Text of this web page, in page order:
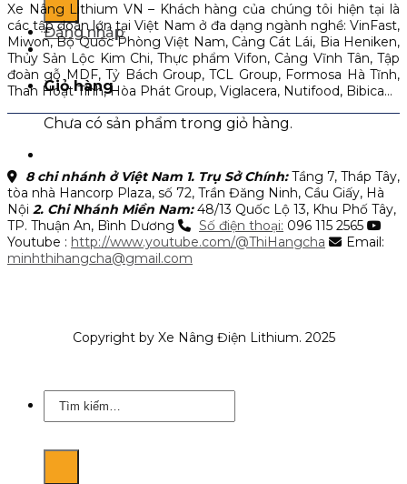
Đăng nhập
Giỏ hàng
Chưa có sản phẩm trong giỏ hàng.
Xe Nâng Lithium VN – Khách hàng của chúng tôi hiện tại là
các tập đoàn lớn tại Việt Nam ở đa dạng ngành nghề: VinFast,
Miwon, Bộ Quốc Phòng Việt Nam, Cảng Cát Lái, Bia Heniken,
Thủy Sản Lộc Kim Chi, Thực phẩm Vifon, Cảng Vĩnh Tân, Tập
đoàn gỗ MDF, Tỷ Bách Group, TCL Group, Formosa Hà Tĩnh,
Than Hoạt Tính, Hòa Phát Group, Viglacera, Nutifood, Bibica…
8 chi nhánh ở Việt Nam 1. Trụ Sở Chính:Tầng 7, Tháp Tây,
tòa nhà Hancorp Plaza, số 72, Trần Đăng Ninh, Cầu Giấy, Hà
Nội 2. Chi Nhánh Miền Nam:48/13 Quốc Lộ 13, Khu Phố Tây,
TP. Thuận An, Bình Dương
Số điện thoại: 096 115 2565
Youtube : http://www.youtube.com/@ThiHangcha
Email:
minhthihangcha@gmail.com
Copyright by Xe Nâng Điện Lithium. 2025
Tìm
kiếm: